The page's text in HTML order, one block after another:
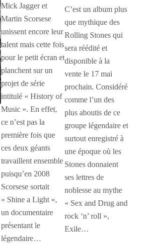
Mick Jagger et
Martin Scorsese
unissent encore leur
talent mais cette fois
pour le petit écran et
planchent sur un
projet de série
intitulé « History of
Music ». En effet,
ce n’est pas la
première fois que
ces deux géants
travaillent ensemble
puisqu’en 2008
Scorsese sortait
« Shine a Light »,
un documentaire
présentant le
légendaire…
C’est un album plus
que mythique des
Rolling Stones qui
sera réédité et
disponible à la
vente le 17 mai
prochain. Considéré
comme l’un des
plus aboutis de ce
groupe légendaire et
surtout enregistré à
une époque où les
Stones donnaient
ses lettres de
noblesse au mythe
« Sex and Drug and
rock ‘n’ roll »,
Exile…